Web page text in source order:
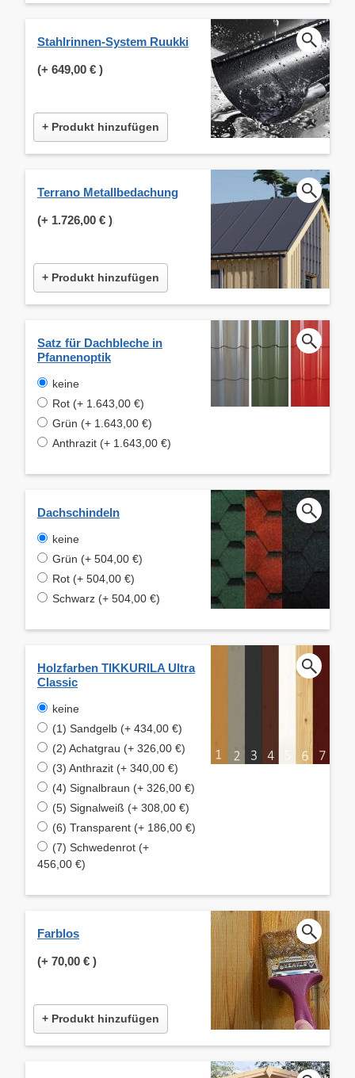
Stahlrinnen-System Ruukki
(+ 649,00 € )
+ Produkt hinzufügen
Terrano Metallbedachung
(+ 1.726,00 € )
+ Produkt hinzufügen
Satz für Dachbleche in
Pfannenoptik
keine
Rot (+ 1.643,00 €)
Grün (+ 1.643,00 €)
Anthrazit (+ 1.643,00 €)
Dachschindeln
keine
Grün (+ 504,00 €)
Rot (+ 504,00 €)
Schwarz (+ 504,00 €)
Holzfarben TIKKURILA Ultra
Classic
keine
(1) Sandgelb (+ 434,00 €)
(2) Achatgrau (+ 326,00 €)
(3) Anthrazit (+ 340,00 €)
(4) Signalbraun (+ 326,00 €)
(5) Signalweiß (+ 308,00 €)
(6) Transparent (+ 186,00 €)
(7) Schwedenrot (+
456,00 €)
Farblos
(+ 70,00 € )
+ Produkt hinzufügen